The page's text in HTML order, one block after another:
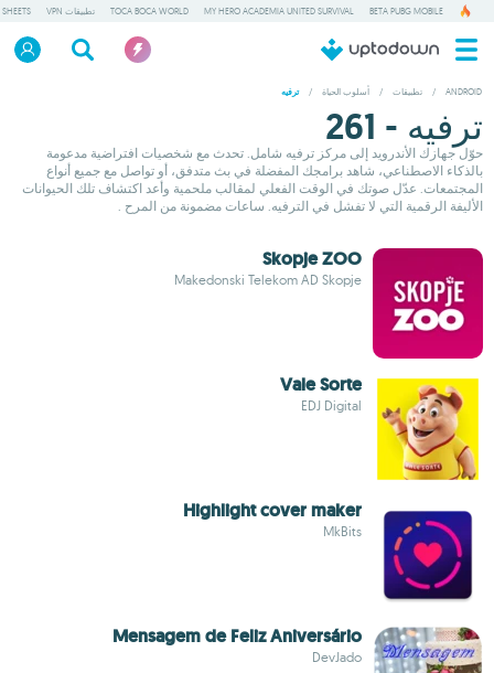
BETA PUBG MOBILE
MY HERO ACADEMIA UNITED SURVIVAL
TOCA BOCA WORLD تطبيقات VPN
ANDROID
/ تطبيقات / أسلوب الحياة / ترفيه
ترفيه - 261
حوّل جهازك الأندرويد إلى مركز ترفيه شامل. تحدث مع شخصيات افتراضية مدعومة
بالذكاء الاصطناعي، شاهد برامجك المفضلة في بث متدفق، أو تواصل مع جميع أنواع
المجتمعات. عدّل صوتك في الوقت الفعلي لمقالب ملحمية وأعد اكتشاف تلك الحيوانات
الأليفة الرقمية التي لا تفشل في الترفيه. ساعات مضمونة من المرح .
Skopje ZOO
Makedonski Telekom AD Skopje
Vale Sorte
EDJ Digital
Highlight cover maker
MkBits
Mensagem de Feliz Aniversário
DevJado